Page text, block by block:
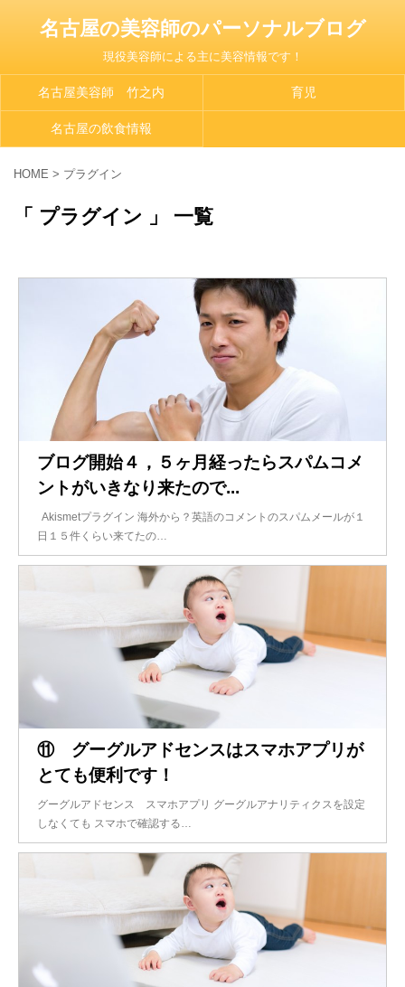
名古屋の美容師のパーソナルブログ
現役美容師による主に美容情報です！
名古屋美容師 竹之内 育児
名古屋の飲食情報
HOME > プラグイン
「 プラグイン 」 一覧
ブログ開始４，５ヶ月経ったらスパムコメ
ントがいきなり来たので...
Akismetプラグイン 海外から？英語のコメントのスパムメールが１
日１５件くらい来てたの…
⑪ グーグルアドセンスはスマホアプリが
とても便利です！
グーグルアドセンス スマホアプリ グーグルアナリティクスを設定
しなくても スマホで確認する…